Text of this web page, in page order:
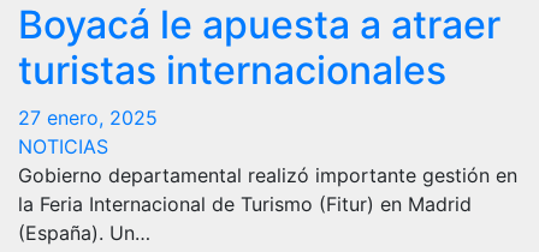
Boyacá le apuesta a atraer
turistas internacionales
27 enero, 2025
NOTICIAS
Gobierno departamental realizó importante gestión en
la Feria Internacional de Turismo (Fitur) en Madrid
(España). Un…